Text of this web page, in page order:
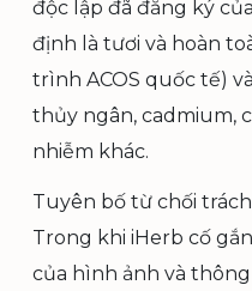
độc lập đã đăng ký
định là tươi và hoàn
trình ACOS quốc tế)
thủy ngân, cadmium,
nhiễm khác.
Tuyên bố từ chối
Trong khi iHerb cố
của hình ảnh và